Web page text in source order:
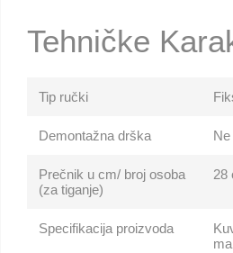
Tehničke
Tip ručki
Demontažna drška Ne
Prečnik u cm/ broj osoba
(za tiganje)
28
Specifikacija proizvoda